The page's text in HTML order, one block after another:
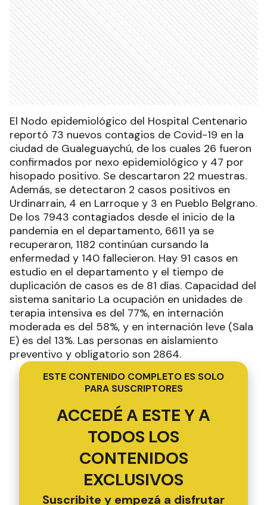
El Nodo epidemiológico del Hospital Centenario
reportó 73 nuevos contagios de Covid-19 en la
ciudad de Gualeguaychú, de los cuales 26 fueron
confirmados por nexo epidemiológico y 47 por
hisopado positivo. Se descartaron 22 muestras.
Además, se detectaron 2 casos positivos en
Urdinarrain, 4 en Larroque y 3 en Pueblo Belgrano.
De los 7943 contagiados desde el inicio de la
pandemia en el departamento, 6611 ya se
recuperaron, 1182 continúan cursando la
enfermedad y 140 fallecieron. Hay 91 casos en
estudio en el departamento y el tiempo de
duplicación de casos es de 81 días. Capacidad del
sistema sanitario La ocupación en unidades de
terapia intensiva es del 77%, en internación
moderada es del 58%, y en internación leve (Sala
E) es del 13%. Las personas en aislamiento
preventivo y obligatorio son 2864.
ESTE CONTENIDO COMPLETO ES SOLO
PARA SUSCRIPTORES
ACCEDÉ A ESTE Y A
TODOS LOS
CONTENIDOS
EXCLUSIVOS
Suscribite y empezá a disfrutar